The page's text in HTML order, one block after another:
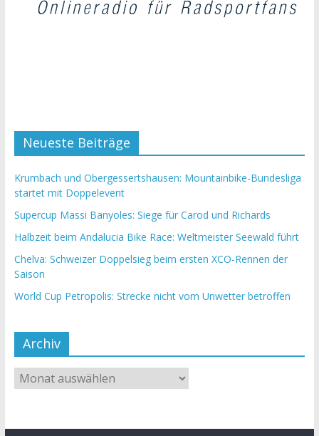
Neueste Beiträge
Krumbach und Obergessertshausen: Mountainbike-Bundesliga
startet mit Doppelevent
Supercup Massi Banyoles: Siege für Carod und Richards
Halbzeit beim Andalucia Bike Race: Weltmeister Seewald führt
Chelva: Schweizer Doppelsieg beim ersten XCO-Rennen der
Saison
World Cup Petropolis: Strecke nicht vom Unwetter betroffen
Archiv